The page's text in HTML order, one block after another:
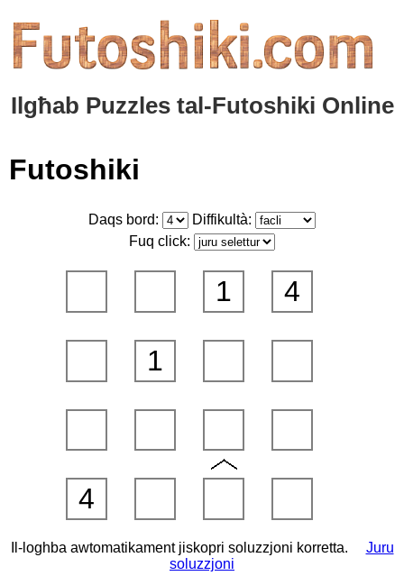
Ilgħab Puzzles tal-Futoshiki Online
Futoshiki
Daqs bord:
Diffikultà:
Fuq click:
1 4
1
4
Il-loghba awtomatikament jiskopri soluzzjoni korretta. Juru
soluzzjoni